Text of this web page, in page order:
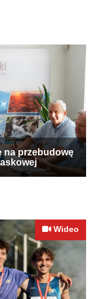
na przebudowę
Wideo